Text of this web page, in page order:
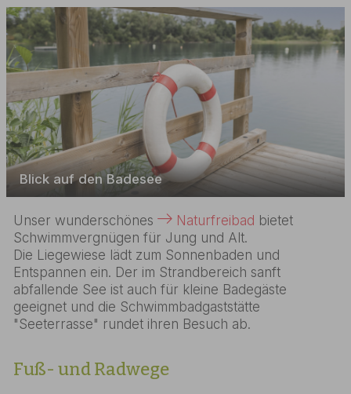
Blick auf den Badesee
Unser wunderschönes Naturfreibad bietet
Schwimmvergnügen für Jung und Alt.
Die Liegewiese lädt zum Sonnenbaden und
Entspannen ein. Der im Strandbereich sanft
abfallende See ist auch für kleine Badegäste
geeignet und die Schwimmbadgaststätte
"Seeterrasse" rundet ihren Besuch ab.
Fuß- und Radwege